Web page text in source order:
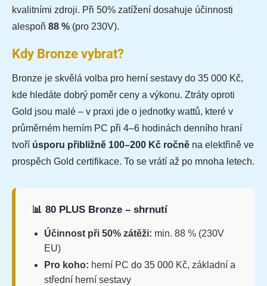
kvalitními zdroji. Při 50% zatížení dosahuje účinnosti
alespoň 88 % (pro 230V).
Kdy Bronze vybrat?
Bronze je skvělá volba pro herní sestavy do 35 000 Kč,
kde hledáte dobrý poměr ceny a výkonu. Ztráty oproti
Gold jsou malé – v praxi jde o jednotky wattů, které v
průměrném herním PC při 4–6 hodinách denního hraní
tvoří úsporu přibližně 100–200 Kč ročně na elektřině ve
prospěch Gold certifikace. To se vrátí až po mnoha letech.
📊 80 PLUS Bronze – shrnutí
Účinnost při 50% zátěži: min. 88 % (230V
EU)
Pro koho: herní PC do 35 000 Kč, základní a
střední herní sestavy